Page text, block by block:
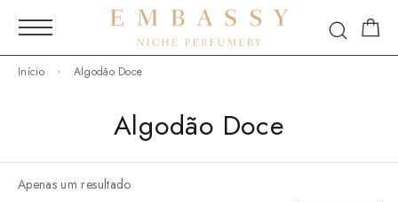
Início Algodão Doce
Algodão Doce
Apenas um resultado